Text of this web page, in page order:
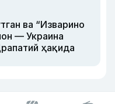
ва “Изварино
— Украина
ҳақида